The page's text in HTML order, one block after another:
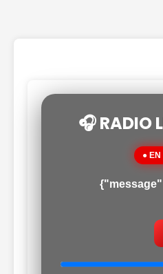
🎧 RADIO
● EN